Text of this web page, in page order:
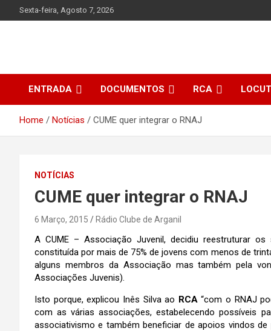
to
Sexta-feira, Agosto 7, 2026
ENTRADA DOCUMENTOS RCA
Home Notícias CUME quer integrar o RNAJ
NOTÍCIAS
CUME quer integrar o RNAJ
6 Março, 2015 Rádio Clube de Arganil
A CUME – Associação Juvenil, decidiu reestruturar
constituída por mais de 75% de jovens com menos de
alguns membros da Associação mas também pela
Associações Juvenis).
Isto porque, explicou Inês Silva ao RCA“com o RNAJ
com as várias associações, estabelecendo possíveis
associativismo e também beneficiar de apoios vindos